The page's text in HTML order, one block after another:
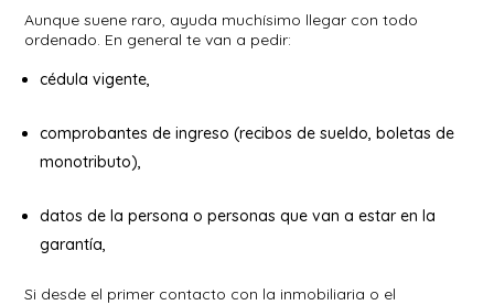
Aunque suene raro, ayuda muchísimo llegar con todo
ordenado. En general te van a pedir:
cédula vigente,
comprobantes de ingreso (recibos de sueldo, boletas de
monotributo),
datos de la persona o personas que van a estar en la
garantía,
Si desde el primer contacto con la inmobiliaria o el